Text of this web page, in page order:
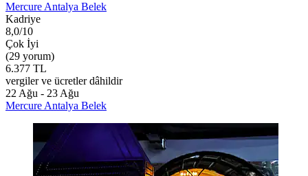
Mercure Antalya Belek
Kadriye
8,0/10
Çok İyi
(29 yorum)
6.377 TL
vergiler ve ücretler dâhildir
22 Ağu - 23 Ağu
Mercure Antalya Belek